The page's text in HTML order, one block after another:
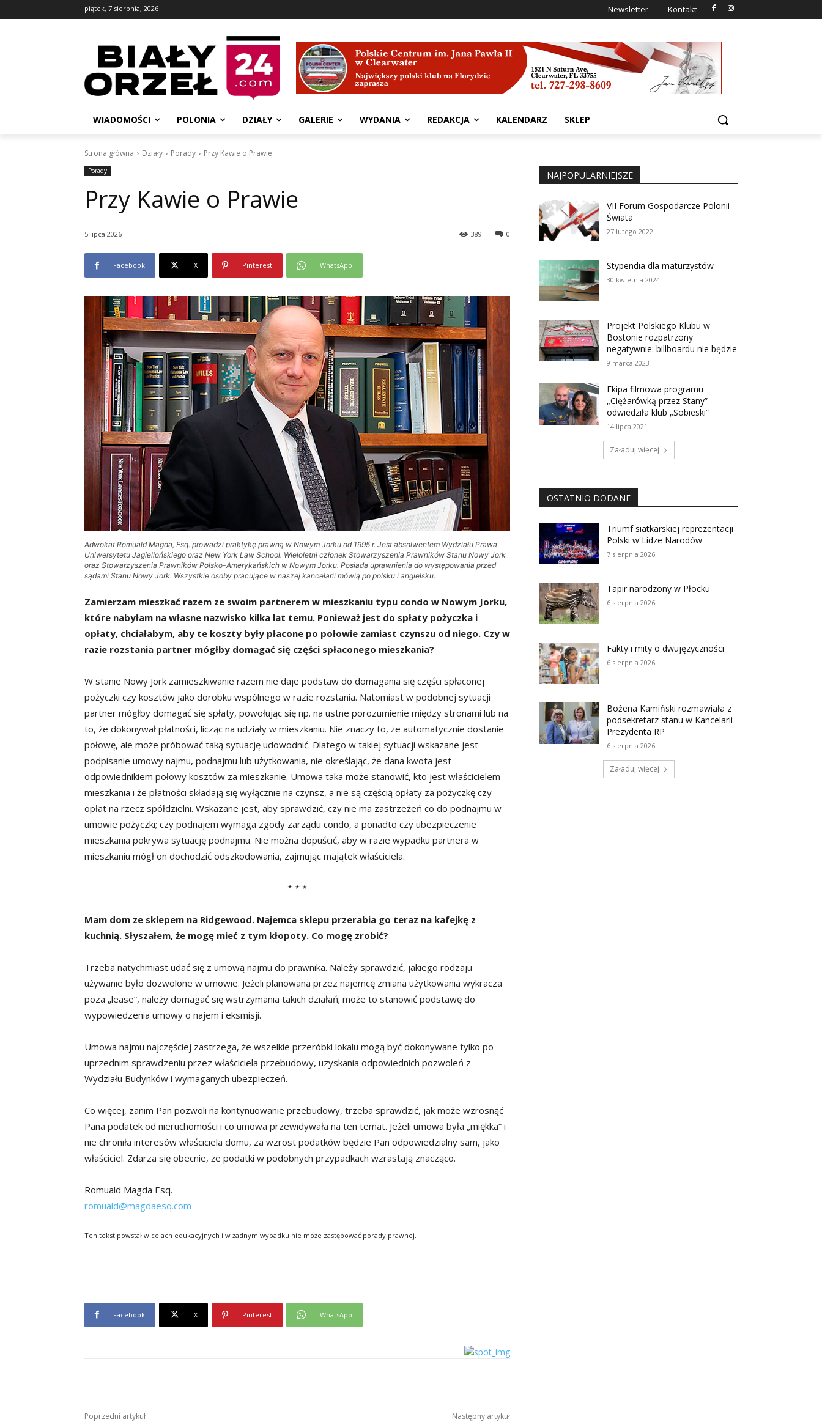
piątek, 7 sierpnia, 2026 Newsletter Kontakt
WIADOMOŚCI POLONIA DZIAŁY GALERIE WYDANIA REDAKCJA KALENDARZ SKLEP
Strona główna Działy Porady Przy Kawie o Prawie
Porady
Przy Kawie o Prawie
5 lipca 2026 0
389
Facebook X Pinterest WhatsApp
Adwokat Romuald Magda, Esq. prowadzi praktykę prawną w Nowym Jorku od 1995 r. Jest absolwentem Wydziału Prawa
Uniwersytetu Jagiellońskiego oraz New York Law School. Wieloletni członek Stowarzyszenia Prawników Stanu Nowy Jork
oraz Stowarzyszenia Prawników Polsko-Amerykańskich w Nowym Jorku. Posiada uprawnienia do występowania przed
sądami Stanu Nowy Jork. Wszystkie osoby pracujące w naszej kancelarii mówią po polsku i angielsku.
Zamierzam mieszkać razem ze swoim partnerem w mieszkaniu typu condo w Nowym Jorku,
które nabyłam na własne nazwisko kilka lat temu. Ponieważ jest do spłaty pożyczka i
opłaty, chciałabym, aby te koszty były płacone po połowie zamiast czynszu od niego. Czy w
razie rozstania partner mógłby domagać się części spłaconego mieszkania?
W stanie Nowy Jork zamieszkiwanie razem nie daje podstaw do domagania się części spłaconej
pożyczki czy kosztów jako dorobku wspólnego w razie rozstania. Natomiast w podobnej sytuacji
partner mógłby domagać się spłaty, powołując się np. na ustne porozumienie między stronami lub na
to, że dokonywał płatności, licząc na udziały w mieszkaniu. Nie znaczy to, że automatycznie dostanie
połowę, ale może próbować taką sytuację udowodnić. Dlatego w takiej sytuacji wskazane jest
podpisanie umowy najmu, podnajmu lub użytkowania, nie określając, że dana kwota jest
odpowiednikiem połowy kosztów za mieszkanie. Umowa taka może stanowić, kto jest właścicielem
mieszkania i że płatności składają się wyłącznie na czynsz, a nie są częścią opłaty za pożyczkę czy
opłat na rzecz spółdzielni. Wskazane jest, aby sprawdzić, czy nie ma zastrzeżeń co do podnajmu w
umowie pożyczki; czy podnajem wymaga zgody zarządu condo, a ponadto czy ubezpieczenie
mieszkania pokrywa sytuację podnajmu. Nie można dopuścić, aby w razie wypadku partnera w
mieszkaniu mógł on dochodzić odszkodowania, zajmując majątek właściciela.
* * *
Mam dom ze sklepem na Ridgewood. Najemca sklepu przerabia go teraz na kafejkę z
kuchnią. Słyszałem, że mogę mieć z tym kłopoty. Co mogę zrobić?
Trzeba natychmiast udać się z umową najmu do prawnika. Należy sprawdzić, jakiego rodzaju
używanie było dozwolone w umowie. Jeżeli planowana przez najemcę zmiana użytkowania wykracza
poza „lease”, należy domagać się wstrzymania takich działań; może to stanowić podstawę do
wypowiedzenia umowy o najem i eksmisji.
Umowa najmu najczęściej zastrzega, że wszelkie przeróbki lokalu mogą być dokonywane tylko po
uprzednim sprawdzeniu przez właściciela przebudowy, uzyskania odpowiednich pozwoleń z
Wydziału Budynków i wymaganych ubezpieczeń.
Co więcej, zanim Pan pozwoli na kontynuowanie przebudowy, trzeba sprawdzić, jak może wzrosnąć
Pana podatek od nieruchomości i co umowa przewidywała na ten temat. Jeżeli umowa była „miękka” i
nie chroniła interesów właściciela domu, za wzrost podatków będzie Pan odpowiedzialny sam, jako
właściciel. Zdarza się obecnie, że podatki w podobnych przypadkach wzrastają znacząco.
Romuald Magda Esq.
romuald@magdaesq.com
Ten tekst powstał w celach edukacyjnych i w żadnym wypadku nie może zastępować porady prawnej.
Facebook X Pinterest WhatsApp
Poprzedni artykuł Następny artykuł
NAJPOPULARNIEJSZE
VII Forum Gospodarcze Polonii
Świata
27 lutego 2022
Stypendia dla maturzystów
30 kwietnia 2024
Projekt Polskiego Klubu w
Bostonie rozpatrzony
negatywnie: billboardu nie będzie
9 marca 2023
Ekipa filmowa programu
„Ciężarówką przez Stany”
odwiedziła klub „Sobieski”
14 lipca 2021
Załaduj więcej
OSTATNIO DODANE
Triumf siatkarskiej reprezentacji
Polski w Lidze Narodów
7 sierpnia 2026
Tapir narodzony w Płocku
6 sierpnia 2026
Fakty i mity o dwujęzyczności
6 sierpnia 2026
Bożena Kamiński rozmawiała z
podsekretarz stanu w Kancelarii
Prezydenta RP
6 sierpnia 2026
Załaduj więcej